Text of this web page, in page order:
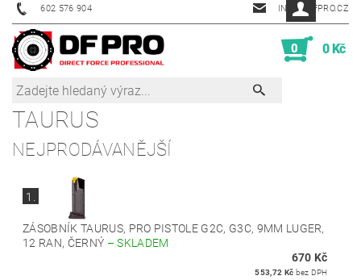
602 576 904 INFO@DFPRO.CZ
0 0 Kč
TAURUS
NEJPRODÁVANĚJŠÍ
1.
ZÁSOBNÍK TAURUS, PRO PISTOLE G2C, G3C, 9MM LUGER,
12 RAN, ČERNÝ –SKLADEM
670 Kč
553,72 Kč bez DPH